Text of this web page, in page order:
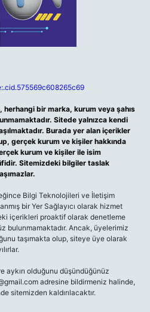
bir marka, kurum veya şahıs
Sitede yalnızca kendi
Burada yer alan içerikler
gerçek kurum ve kişiler hakkında
kurum ve kişiler ile isim
Sitemizdeki bilgiler taslak
Bilgi Teknolojileri ve İletişim
bir Yer Sağlayıcı olarak hizmet
içerikleri proaktif olarak denetleme
bulunmamaktadır. Ancak, üyelerimiz
taşımakta olup, siteye üye olarak
aykırı olduğunu düşündüğünüz
adresine bildirmeniz halinde,
sitemizden kaldırılacaktır.